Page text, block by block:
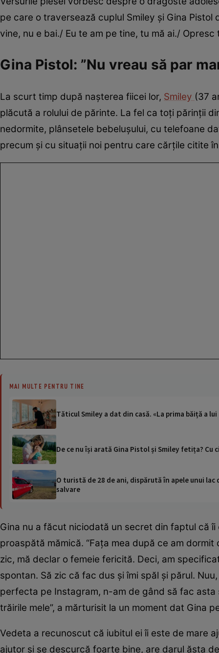
pe care o traversează cuplul Smiley și Gina
vine, nu e bai./ Eu te am pe tine, tu mă ai./
Gina Pistol: ”Nu vreau să par
La scurt timp după nașterea fiicei lor, Smiley (37
plăcută a rolului de părinte. La fel ca toți părinții
nedormite, plânsetele bebeluşului, cu telefoane
precum şi cu situaţii noi pentru care cărţile citite
MAI MULTE PENTRU TINE
Tăticul Smiley a dat din casă. «La prima băiță a
De ce nu își arată Gina Pistol și Smiley fetița? Cu
O turistă de 28 de ani, dispărută în apele unui
salvare
Gina nu a făcut niciodată un secret din faptul că
proaspătă mămică. “Faţa mea după ce am
zic, mă declar o femeie fericită. Deci, am
spontan. Să zic că fac dus şi îmi spăl şi părul.
perfecta pe Instagram, n-am de gând să fac
trăirile mele”, a mărturisit la un moment dat Gina
Vedeta a recunoscut că iubitul ei îi este de mare
ajutor şi se descurcă foarte bine, are darul ăsta